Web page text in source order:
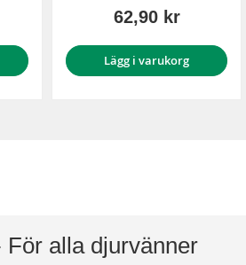
62,90 kr
Lägg i varukorg
För alla djurvänner